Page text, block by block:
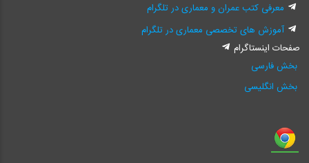
معرفی کتب عمران و معماری در تلگرام
آموزش های تخصصی معماری در تلگرام
صفحات اینستاگرام
بخش فارسی
بخش انگلیسی